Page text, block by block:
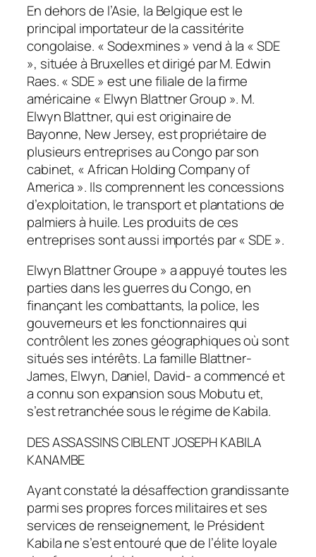
En dehors de l’Asie, la Belgique est le
principal importateur de la cassitérite
congolaise. « Sodexmines » vend à la « SDE
», située à Bruxelles et dirigé par M. Edwin
Raes. « SDE » est une filiale de la firme
américaine « Elwyn Blattner Group ». M.
Elwyn Blattner, qui est originaire de
Bayonne, New Jersey, est propriétaire de
plusieurs entreprises au Congo par son
cabinet, « African Holding Company of
America ». Ils comprennent les concessions
d’exploitation, le transport et plantations de
palmiers à huile. Les produits de ces
entreprises sont aussi importés par « SDE ».
Elwyn Blattner Groupe » a appuyé toutes les
parties dans les guerres du Congo, en
finançant les combattants, la police, les
gouverneurs et les fonctionnaires qui
contrôlent les zones géographiques où sont
situés ses intérêts. La famille Blattner-
James, Elwyn, Daniel, David- a commencé et
a connu son expansion sous Mobutu et,
s’est retranchée sous le régime de Kabila.
DES ASSASSINS CIBLENT JOSEPH KABILA
KANAMBE
Ayant constaté la désaffection grandissante
parmi ses propres forces militaires et ses
services de renseignement, le Président
Kabila ne s’est entouré que de l’élite loyale